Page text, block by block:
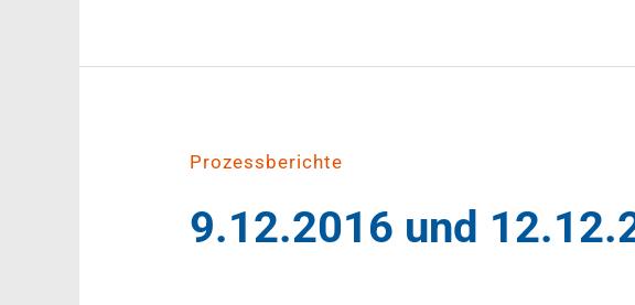
Prozessberichte
9.12.2016 und